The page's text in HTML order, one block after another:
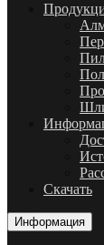
Скачать
Информация